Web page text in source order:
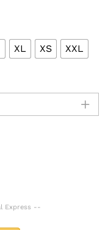
XL XS XXL
Express --